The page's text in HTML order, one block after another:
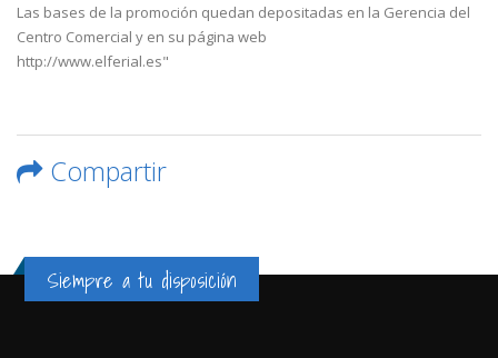
Las bases de la promoción quedan depositadas en la Gerencia del
Centro Comercial y en su página web
http://www.elferial.es"
Compartir
Siempre a tu disposición